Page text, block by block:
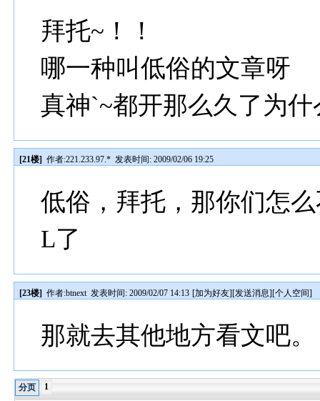
拜托~！！
哪一种叫低俗的文章呀
真神`~都开那么久了为
[21楼] 作者:221.233.97.* 发表时间: 2009/02/06 19:25
低俗，拜托，那你们怎
L了
[23楼] 作者:btnext 发表时间: 2009/02/07 14:13 [加为好友][发送消息][个人空间]
那就去其他地方看文吧。
分页 1